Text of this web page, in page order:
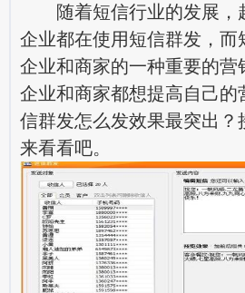
随着短信行业的发展，
企业都在使用短信群发，而
企业和商家的一种重要的营
企业和商家都想提高自己的
信群发怎么发效果最突出？
来看看吧。